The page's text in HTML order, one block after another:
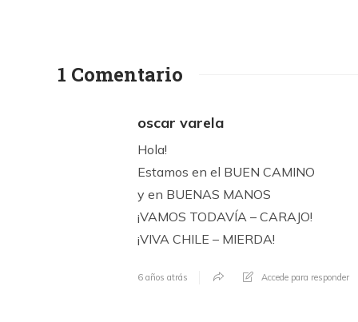
1 Comentario
oscar varela
Hola!
Estamos en el BUEN CAMINO
y en BUENAS MANOS
¡VAMOS TODAVÍA – CARAJO!
¡VIVA CHILE – MIERDA!
6 años atrás Accede para responder